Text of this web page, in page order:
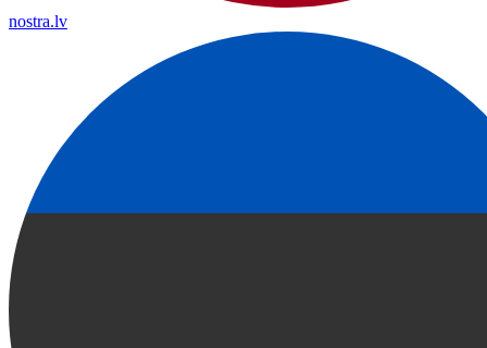
nostra.lv